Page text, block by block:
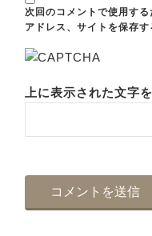
次回のコメントで使用す
アドレス、サイトを保存す
上に表示された文字